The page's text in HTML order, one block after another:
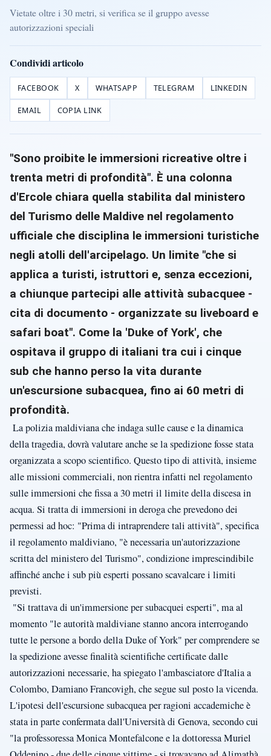
Vietate oltre i 30 metri, si verifica se il gruppo avesse
autorizzazioni speciali
Condividi articolo
FACEBOOK X WHATSAPP TELEGRAM LINKEDIN
EMAIL COPIA LINK
"Sono proibite le immersioni ricreative oltre i
trenta metri di profondità". È una colonna
d'Ercole chiara quella stabilita dal ministero
del Turismo delle Maldive nel regolamento
ufficiale che disciplina le immersioni turistiche
negli atolli dell'arcipelago. Un limite "che si
applica a turisti, istruttori e, senza eccezioni,
a chiunque partecipi alle attività subacquee -
cita di documento - organizzate su liveboard e
safari boat". Come la 'Duke of York', che
ospitava il gruppo di italiani tra cui i cinque
sub che hanno perso la vita durante
un'escursione subacquea, fino ai 60 metri di
profondità.
La polizia maldiviana che indaga sulle cause e la dinamica
della tragedia, dovrà valutare anche se la spedizione fosse stata
organizzata a scopo scientifico. Questo tipo di attività, insieme
alle missioni commerciali, non rientra infatti nel regolamento
sulle immersioni che fissa a 30 metri il limite della discesa in
acqua. Si tratta di immersioni in deroga che prevedono dei
permessi ad hoc: "Prima di intraprendere tali attività", specifica
il regolamento maldiviano, "è necessaria un'autorizzazione
scritta del ministero del Turismo", condizione imprescindibile
affinché anche i sub più esperti possano scavalcare i limiti
previsti.
"Si trattava di un'immersione per subacquei esperti", ma al
momento "le autorità maldiviane stanno ancora interrogando
tutte le persone a bordo della Duke of York" per comprendere se
la spedizione avesse finalità scientifiche certificate dalle
autorizzazioni necessarie, ha spiegato l'ambasciatore d'Italia a
Colombo, Damiano Francovigh, che segue sul posto la vicenda.
L'ipotesi dell'escursione subacquea per ragioni accademiche è
stata in parte confermata dall'Università di Genova, secondo cui
"la professoressa Monica Montefalcone e la dottoressa Muriel